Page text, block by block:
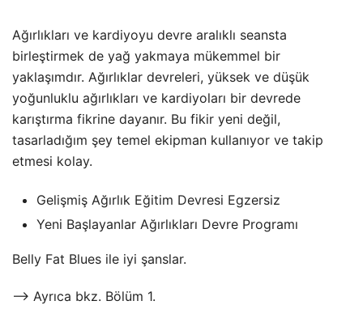
Ağırlıkları ve kardiyoyu devre aralıklı seansta
birleştirmek de yağ yakmaya mükemmel bir
yaklaşımdır. Ağırlıklar devreleri, yüksek ve düşük
yoğunluklu ağırlıkları ve kardiyoları bir devrede
karıştırma fikrine dayanır. Bu fikir yeni değil,
tasarladığım şey temel ekipman kullanıyor ve takip
etmesi kolay.
Gelişmiş Ağırlık Eğitim Devresi Egzersiz
Yeni Başlayanlar Ağırlıkları Devre Programı
Belly Fat Blues ile iyi şanslar.
—> Ayrıca bkz. Bölüm 1.